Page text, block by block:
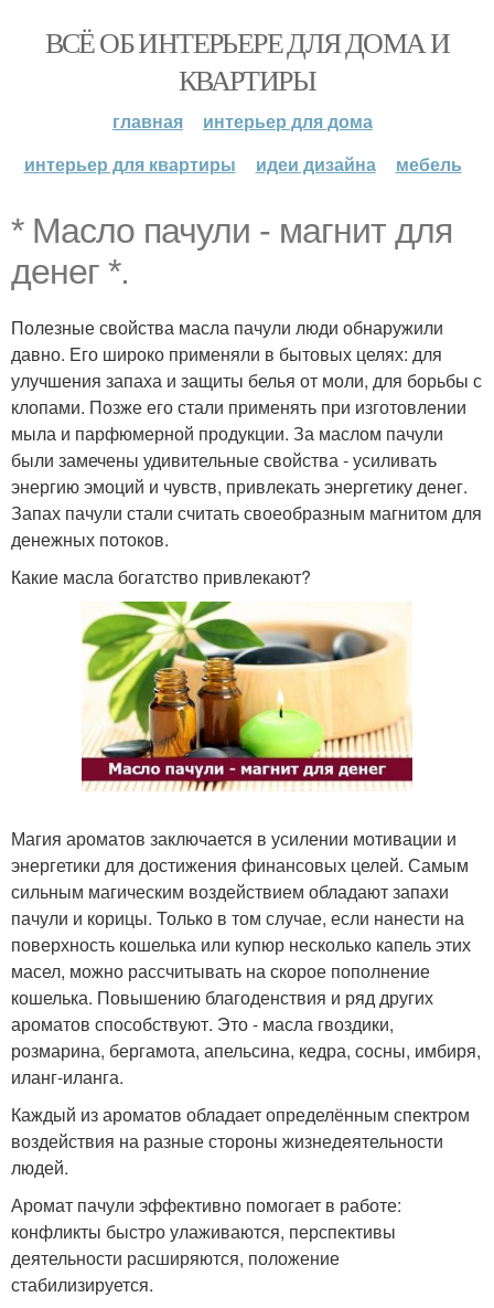
ВСЁ ОБ ИНТЕРЬЕРЕ ДЛЯ ДОМА И
КВАРТИРЫ
главная
интерьер для дома
интерьер для квартиры
идеи дизайна мебель
* Масло пачули - магнит для
денег *.
Полезные свойства масла пачули люди обнаружили
давно. Его широко применяли в бытовых целях: для
улучшения запаха и защиты белья от моли, для борьбы с
клопами. Позже его стали применять при изготовлении
мыла и парфюмерной продукции. За маслом пачули
были замечены удивительные свойства - усиливать
энергию эмоций и чувств, привлекать энергетику денег.
Запах пачули стали считать своеобразным магнитом для
денежных потоков.
Какие масла богатство привлекают?
Магия ароматов заключается в усилении мотивации и
энергетики для достижения финансовых целей. Самым
сильным магическим воздействием обладают запахи
пачули и корицы. Только в том случае, если нанести на
поверхность кошелька или купюр несколько капель этих
масел, можно рассчитывать на скорое пополнение
кошелька. Повышению благоденствия и ряд других
ароматов способствуют. Это - масла гвоздики,
розмарина, бергамота, апельсина, кедра, сосны, имбиря,
иланг-иланга.
Каждый из ароматов обладает определённым спектром
воздействия на разные стороны жизнедеятельности
людей.
Аромат пачули эффективно помогает в работе:
конфликты быстро улаживаются, перспективы
деятельности расширяются, положение
стабилизируется.